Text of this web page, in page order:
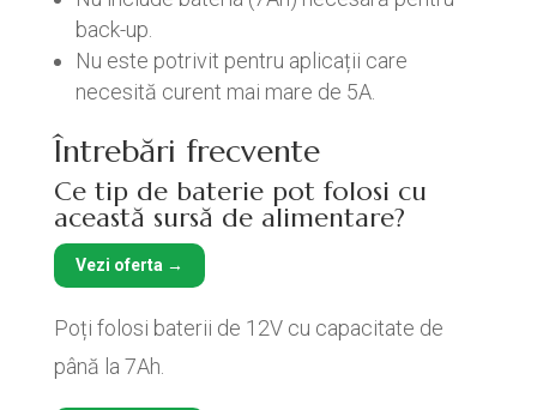
back-up.
Nu este potrivit pentru aplicații care
necesită curent mai mare de 5A.
Întrebări frecvente
Ce tip de baterie pot folosi cu
această sursă de alimentare?
Vezi oferta →
Poți folosi baterii de 12V cu capacitate de
până la 7Ah.